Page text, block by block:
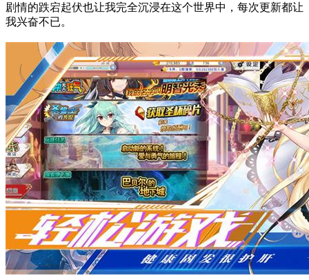
剧情的跌宕起伏也让我完全沉浸在这个世界中，每次更新都让
我兴奋不已。